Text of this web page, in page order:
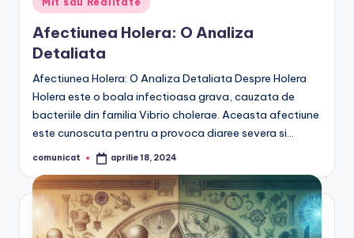
in
Afectiunea Holera: O Analiza
Detaliata
Afectiunea Holera: O Analiza Detaliata Despre Holera
Holera este o boala infectioasa grava, cauzata de
bacteriile din familia Vibrio cholerae. Aceasta afectiune
este cunoscuta pentru a provoca diaree severa si…
Posted
comunicat aprilie 18, 2024